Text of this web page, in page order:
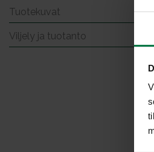
Tuotekuvat
Viljely ja tuotanto